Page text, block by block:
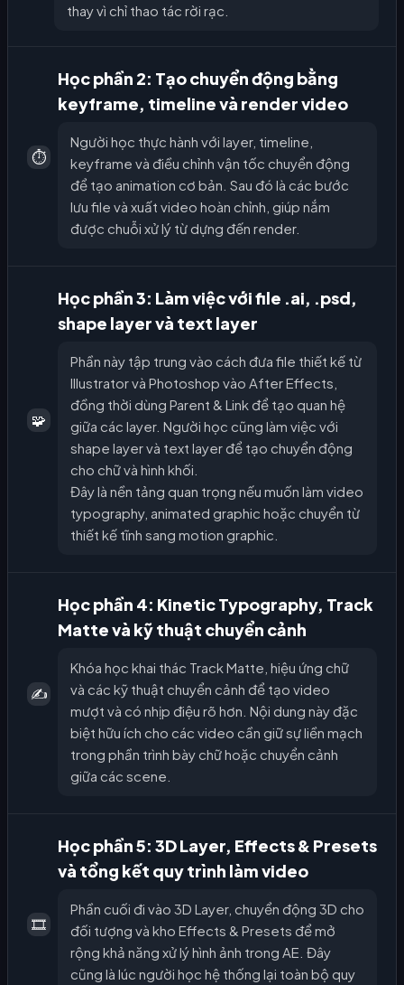
thay vì chỉ thao tác rời rạc.
⏱️
Học phần 2: Tạo chuyển động bằng
keyframe, timeline và render video
Người học thực hành với layer, timeline,
keyframe và điều chỉnh vận tốc chuyển động
để tạo animation cơ bản. Sau đó là các bước
lưu file và xuất video hoàn chỉnh, giúp nắm
được chuỗi xử lý từ dựng đến render.
🧩
Học phần 3: Làm việc với file .ai, .psd,
shape layer và text layer
Phần này tập trung vào cách đưa file thiết kế từ
Illustrator và Photoshop vào After Effects,
đồng thời dùng Parent & Link để tạo quan hệ
giữa các layer. Người học cũng làm việc với
shape layer và text layer để tạo chuyển động
cho chữ và hình khối.
Đây là nền tảng quan trọng nếu muốn làm video
typography, animated graphic hoặc chuyển từ
thiết kế tĩnh sang motion graphic.
✍️
Học phần 4: Kinetic Typography, Track
Matte và kỹ thuật chuyển cảnh
Khóa học khai thác Track Matte, hiệu ứng chữ
và các kỹ thuật chuyển cảnh để tạo video
mượt và có nhịp điệu rõ hơn. Nội dung này đặc
biệt hữu ích cho các video cần giữ sự liền mạch
trong phần trình bày chữ hoặc chuyển cảnh
giữa các scene.
🎞️
Học phần 5: 3D Layer, Effects & Presets
và tổng kết quy trình làm video
Phần cuối đi vào 3D Layer, chuyển động 3D cho
đối tượng và kho Effects & Presets để mở
rộng khả năng xử lý hình ảnh trong AE. Đây
cũng là lúc người học hệ thống lại toàn bộ quy